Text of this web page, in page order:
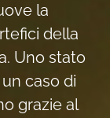
la
della
Uno stato
caso di
grazie al